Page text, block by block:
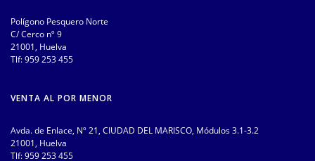
Polígono Pesquero Norte
C/ Cerco nº 9
21001, Huelva
Tlf:959 253 455
VENTA AL POR MENOR
Avda. de Enlace, Nº 21, CIUDAD DEL MARISCO, Módulos 3.1-3.2
21001, Huelva
Tlf:959 253 455